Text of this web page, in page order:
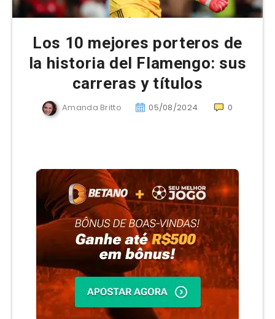
Los 10 mejores porteros de
la historia del Flamengo: sus
carreras y títulos
Amanda Britto 05/08/2024 0